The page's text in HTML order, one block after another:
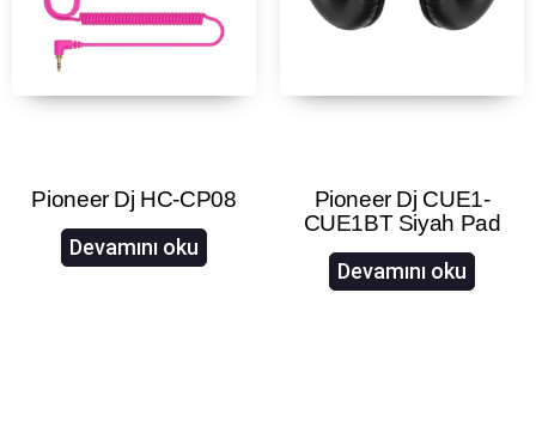
Pioneer Dj HC-CP08
Devamını oku
Pioneer Dj CUE1-
CUE1BT Siyah Pad
Devamını oku